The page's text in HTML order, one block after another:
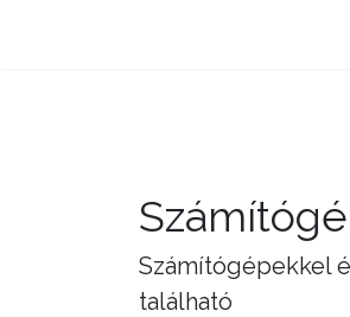
Számítógépekkel
található